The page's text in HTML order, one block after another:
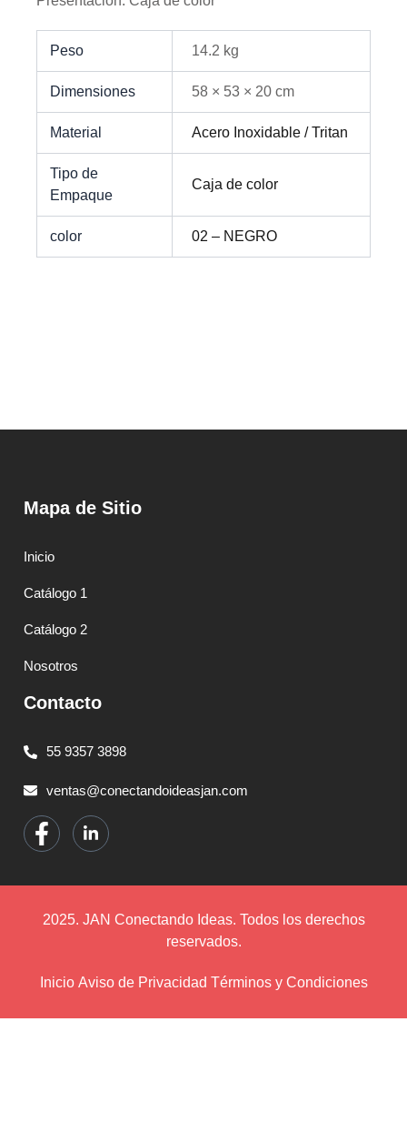
Peso 14.2 kg
Dimensiones 58 × 53 × 20 cm
Material Acero Inoxidable / Tritan
Tipo de
Empaque
Caja de color
color 02 – NEGRO
Mapa de Sitio
Inicio
Catálogo 1
Catálogo 2
Nosotros
Contacto
55 9357 3898
ventas@conectandoideasjan.com
2025. JAN Conectando Ideas. Todos los derechos
reservados.
Inicio Aviso de Privacidad Términos y Condiciones